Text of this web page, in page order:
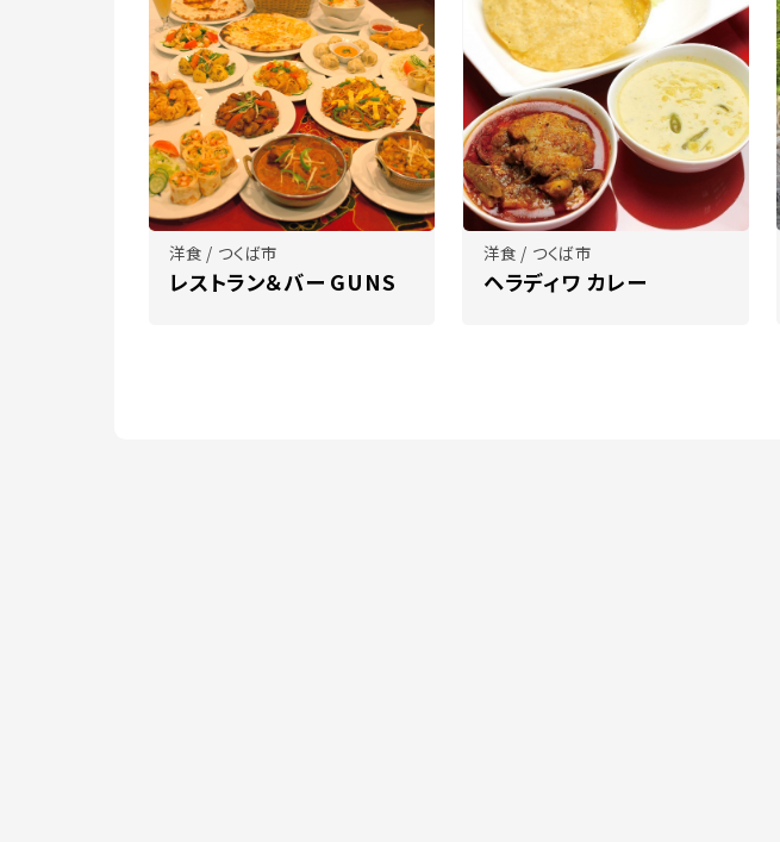
洋食 / つくば市
レストラン＆バー GUNS
洋食 / つくば市
ヘラディワ カレー